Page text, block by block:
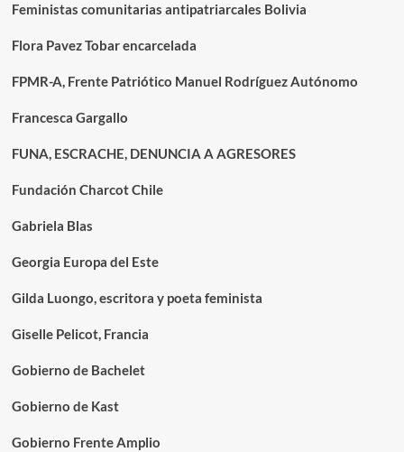
Feministas comunitarias antipatriarcales Bolivia
Flora Pavez Tobar encarcelada
FPMR-A, Frente Patriótico Manuel Rodríguez Autónomo
Francesca Gargallo
FUNA, ESCRACHE, DENUNCIA A AGRESORES
Fundación Charcot Chile
Gabriela Blas
Georgia Europa del Este
Gilda Luongo, escritora y poeta feminista
Giselle Pelicot, Francia
Gobierno de Bachelet
Gobierno de Kast
Gobierno Frente Amplio